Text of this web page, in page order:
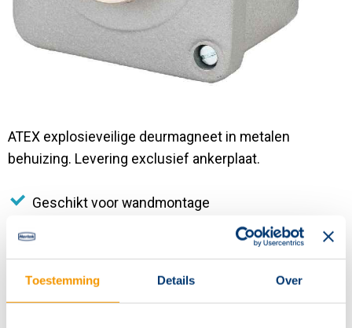
Toestemming Details Over
ATEX explosieveilige deurmagneet in metalen
behuizing. Levering exclusief ankerplaat.
Geschikt voor wandmontage
Afmetingen 130x117x106 mm